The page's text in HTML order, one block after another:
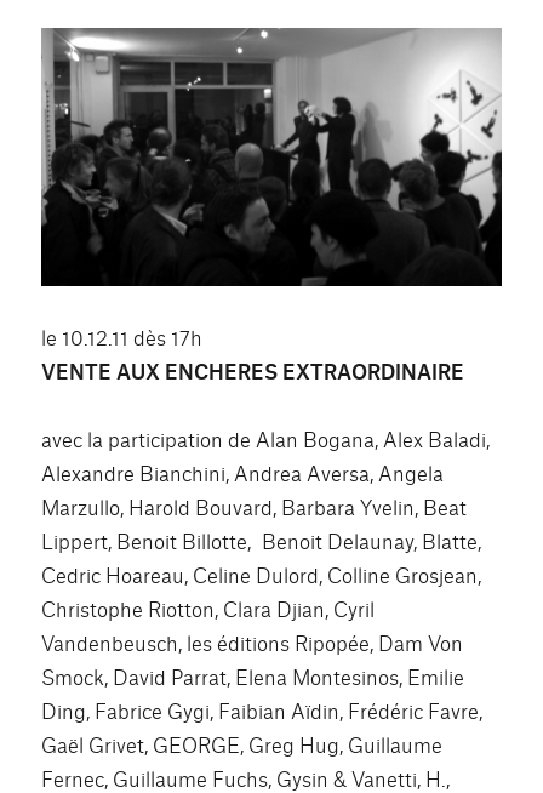
le 10.12.11 dès 17h
VENTE AUX ENCHERES EXTRAORDINAIRE
avec la participation de Alan Bogana, Alex Baladi,
Alexandre Bianchini, Andrea Aversa, Angela
Marzullo, Harold Bouvard, Barbara Yvelin, Beat
Lippert, Benoit Billotte, Benoit Delaunay, Blatte,
Cedric Hoareau, Celine Dulord, Colline Grosjean,
Christophe Riotton, Clara Djian, Cyril
Vandenbeusch, les éditions Ripopée, Dam Von
Smock, David Parrat, Elena Montesinos, Emilie
Ding, Fabrice Gygi, Faibian Aïdin, Frédéric Favre,
Gaël Grivet, GEORGE, Greg Hug, Guillaume
Fernec, Guillaume Fuchs, Gysin & Vanetti, H.,